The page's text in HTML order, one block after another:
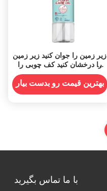
زیر زمین را جوان کنید زیر زمین
را درخشان کنید کف چوبی را
تازه کنید اسپری روغن محافظت
کننده را بازسازی کنید
بهترین قیمت رو بدست بیار
با ما تماس بگیرید